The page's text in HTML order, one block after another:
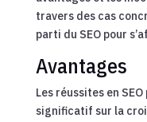
travers des cas
parti du SEO pour
Avantages
Les réussites en
significatif sur la